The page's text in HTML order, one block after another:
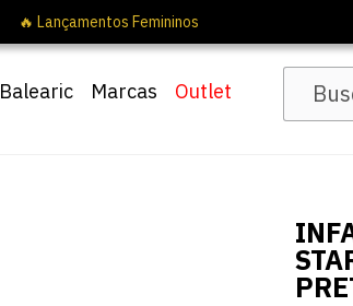
Balearic Marcas Outlet